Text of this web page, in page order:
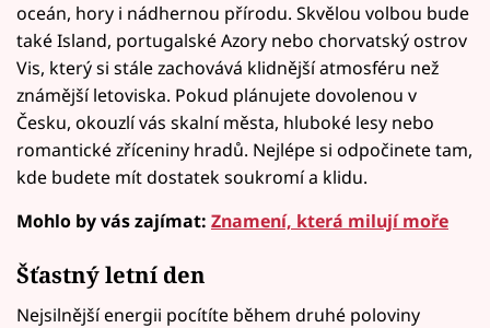
oceán, hory i nádhernou přírodu. Skvělou volbou bude
také Island, portugalské Azory nebo chorvatský ostrov
Vis, který si stále zachovává klidnější atmosféru než
známější letoviska. Pokud plánujete dovolenou v
Česku, okouzlí vás skalní města, hluboké lesy nebo
romantické zříceniny hradů. Nejlépe si odpočinete tam,
kde budete mít dostatek soukromí a klidu.
Mohlo by vás zajímat: Znamení, která milují moře
Šťastný letní den
Nejsilnější energii pocítíte během druhé poloviny